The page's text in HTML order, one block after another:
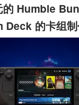
的 Humble
Deck 的卡组